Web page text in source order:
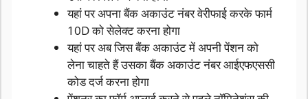
यहां पर अपना बैंक अकाउंट नंबर वेरीफाई करके फार्म
10D को सेलेक्ट करना होगा
यहां पर अब जिस बैंक अकाउंट में अपनी पेंशन को
लेना चाहते हैं उसका बैंक अकाउंट नंबर आईएफएससी
कोड दर्ज करना होगा